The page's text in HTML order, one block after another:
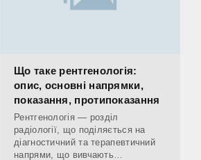
Що таке рентгенологія:
опис, основні напрямки,
показання, протипоказання
Рентгенологія — розділ
радіології, що поділяється на
діагностичний та терапевтичний
напрями, що вивчають